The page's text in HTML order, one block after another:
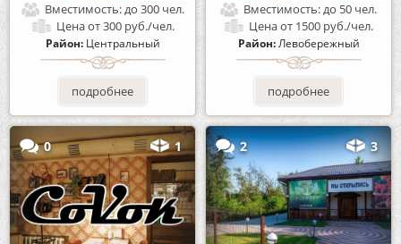
Вместимость:до 300 чел.
Ценаот 300 руб./чел.
Район: Центральный
подробнее
Вместимость:до 50 чел.
Ценаот 1500 руб./чел.
Район:Левобережный
подробнее
0 1 2 3